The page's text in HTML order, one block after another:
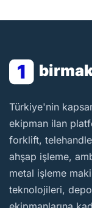
1
BirMakine
Türkiye'nin
ekipman ilan
forklift,
ahşap işleme,
metal işleme
teknolojileri,